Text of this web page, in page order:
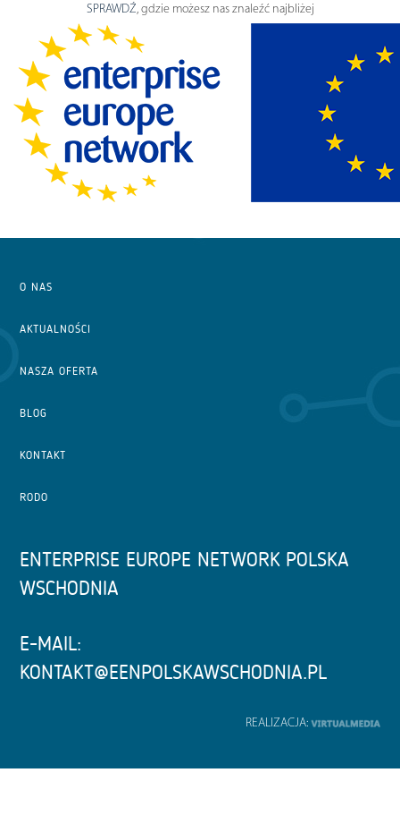
SPRAWDŹ, gdzie możesz nas znaleźć najbliżej
O NAS
AKTUALNOŚCI
NASZA OFERTA
BLOG
KONTAKT
RODO
ENTERPRISE EUROPE NETWORK POLSKA
WSCHODNIA
E-MAIL:
KONTAKT@EENPOLSKAWSCHODNIA.PL
REALIZACJA: